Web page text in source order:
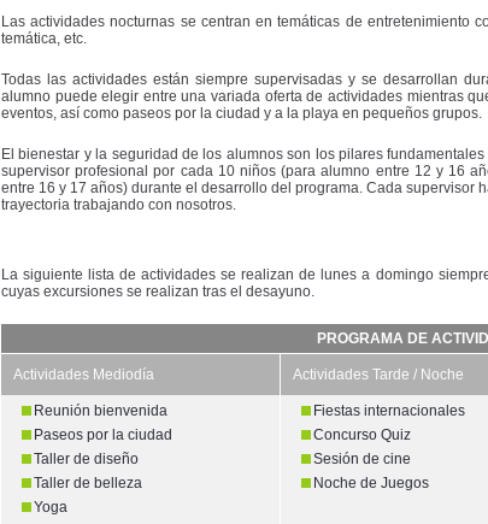
Las actividades nocturnas se centran en temáticas de entretenimiento
temática, etc.
Todas las actividades están siempre supervisadas y se desarrollan
alumno puede elegir entre una variada oferta de actividades mientras
eventos, así como paseos por la ciudad y a la playa en pequeños grupos.
El bienestar y la seguridad de los alumnos son los pilares
supervisor profesional por cada 10 niños (para alumno entre 12 y 16
entre 16 y 17 años) durante el desarrollo del programa. Cada supervisor
trayectoria trabajando con nosotros.
La siguiente lista de actividades se realizan de lunes a domingo
cuyas excursiones se realizan tras el desayuno.
PROGRAMA DE
Actividades Mediodía
Reunión bienvenida
Paseos por la ciudad
Taller de diseño
Taller de belleza
Yoga
Actividades Tarde / Noche
Fiestas internacionales
Concurso Quiz
Sesión de cine
Noche de Juegos